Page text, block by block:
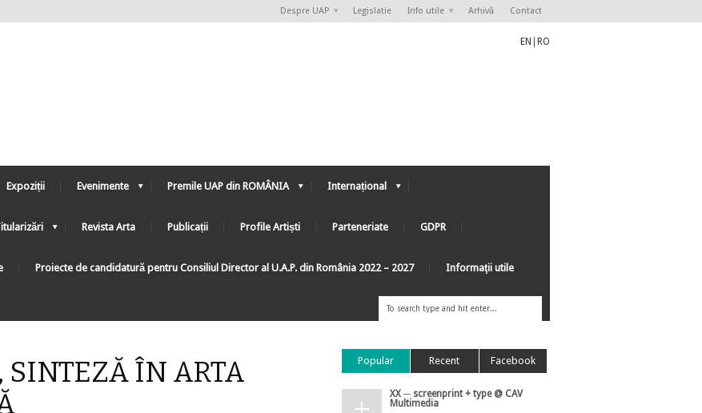
Despre UAP Legislatie Info utile Arhivă Contact
EN RO
Expoziții Evenimente Premile UAP din ROMÂNIA Internațional
Revista Arta Publicații Profile Artiști Parteneriate GDPR
Proiecte de candidatură pentru Consiliul Director al U.A.P. din România 2022 – 2027 Informaţii utile
SINTEZĂ ÎN ARTA
Popular Recent Facebook
XX ─ screenprint + type @ CAV
Multimedia